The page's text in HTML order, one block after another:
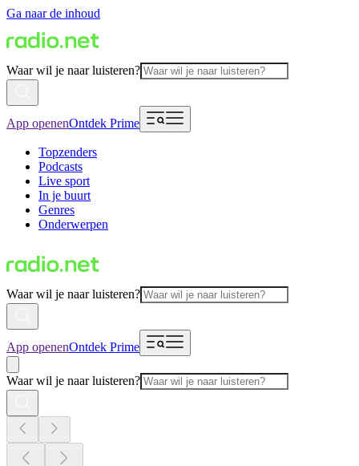
Ga naar de inhoud
Waar wil je naar luisteren?
App openenOntdek Prime
Topzenders
Podcasts
Live sport
In je buurt
Genres
Onderwerpen
Waar wil je naar luisteren?
App openenOntdek Prime
Waar wil je naar luisteren?